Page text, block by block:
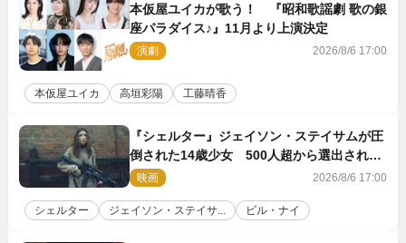
本仮屋ユイカが歌う！ 『昭和歌謡劇 歌の銀
座パラダイス♪』11月より上演決定
演劇 2026/8/6 17:00
本仮屋ユイカ 高垣彩陽 工藤晴香
『シェルター』ジェイソン・ステイサムが圧
倒された14歳少女 500人超から選出された
新鋭ボディ・レイ・ブレスナックとは
映画 2026/8/6 17:00
シェルター ジェイソン・ステイサ... ビル・ナイ